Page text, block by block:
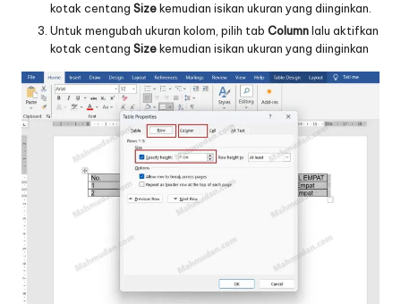
kotak centang Sizekemudian isikan ukuran yang diinginkan.
Untuk mengubah ukuran kolom, pilih tab Columnlalu aktifkan
kotak centang Sizekemudian isikan ukuran yang diinginkan